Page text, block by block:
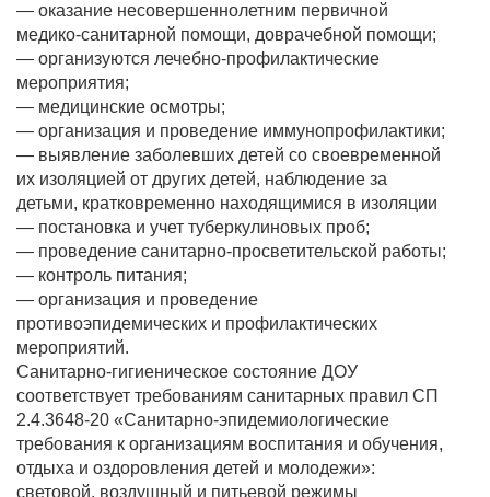
— оказание несовершеннолетним первичной
медико-санитарной помощи, доврачебной помощи;
— организуются лечебно-профилактические
мероприятия;
— медицинские осмотры;
— организация и проведение иммунопрофилактики;
— выявление заболевших детей со своевременной
их изоляцией от других детей, наблюдение за
детьми, кратковременно находящимися в изоляции
— постановка и учет туберкулиновых проб;
— проведение санитарно-просветительской работы;
— контроль питания;
— организация и проведение
противоэпидемических и профилактических
мероприятий.
Санитарно-гигиеническое состояние ДОУ
соответствует требованиям санитарных правил СП
2.4.3648-20 «Санитарно-эпидемиологические
требования к организациям воспитания и обучения,
отдыха и оздоровления детей и молодежи»:
световой, воздушный и питьевой режимы